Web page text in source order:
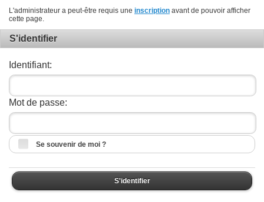
L'administrateur a peut-être requis une inscription avant de pouvoir afficher
cette page.
S'identifier
Identifiant:
Mot de passe:
Se souvenir de moi ?
S'identifier